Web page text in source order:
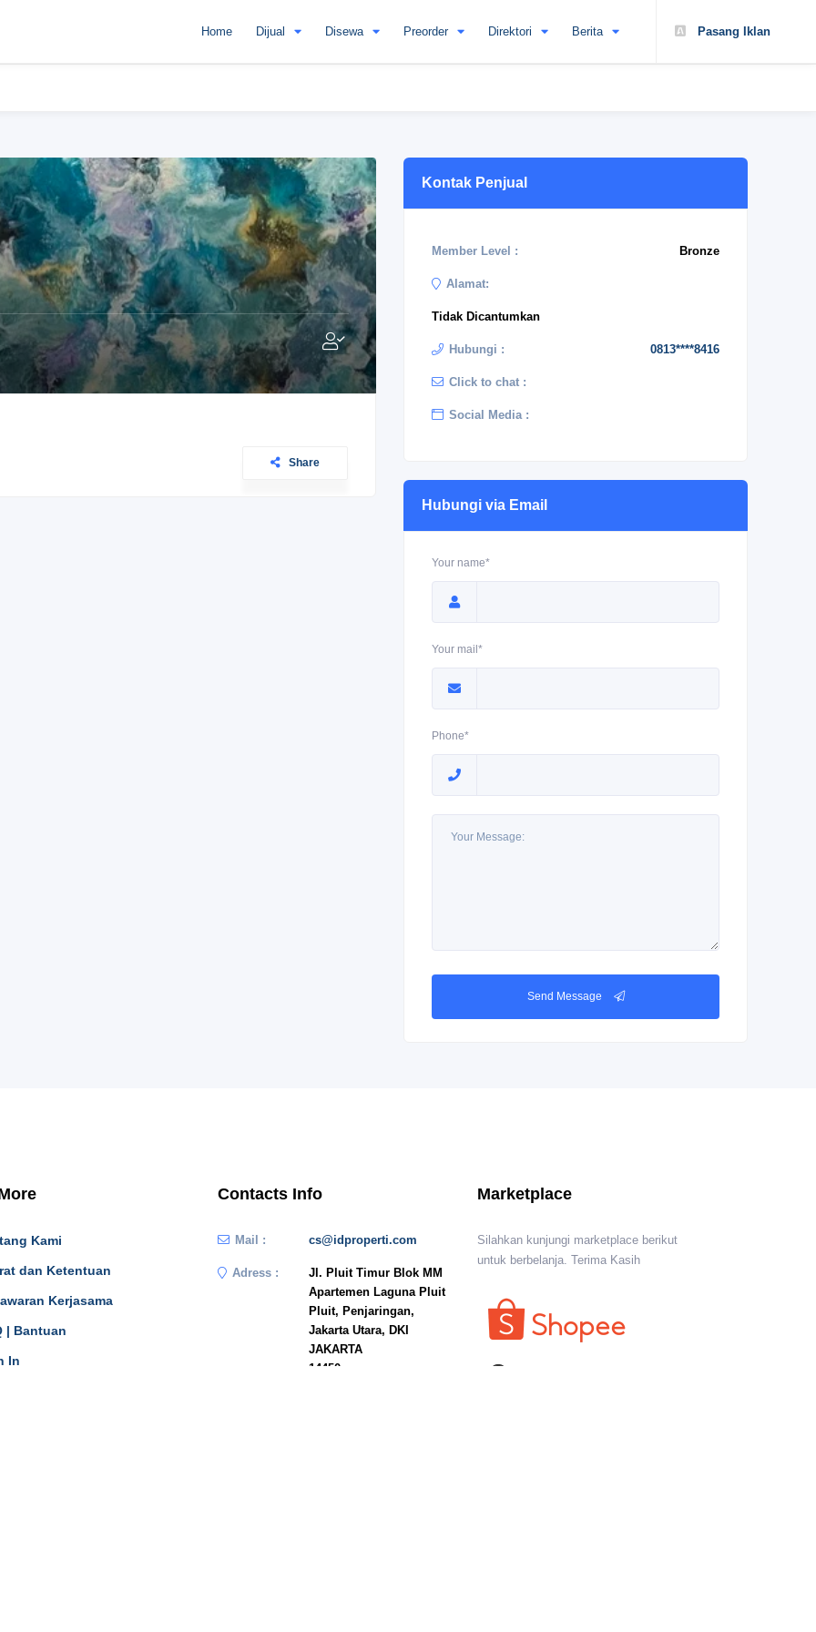
Pasang Iklan
Home Dijual Disewa Preorder Direktori Berita
Share
Kontak Penjual
Member Level : Bronze
Alamat:
Tidak Dicantumkan
Hubungi : 0813****8416
Click to chat :
Social Media :
Hubungi via Email
Your name*
Your mail*
Phone*
Send Message
Kami
dan Ketentuan
Kerjasama
| Bantuan
In
Contacts Info
Mail : cs@idproperti.com
Adress :
Jl. Pluit Timur Blok MM
Apartemen Laguna Pluit
Pluit, Penjaringan,
Jakarta Utara, DKI
JAKARTA
14450
Marketplace
Silahkan kunjungi marketplace berikut
untuk berbelanja. Terima Kasih